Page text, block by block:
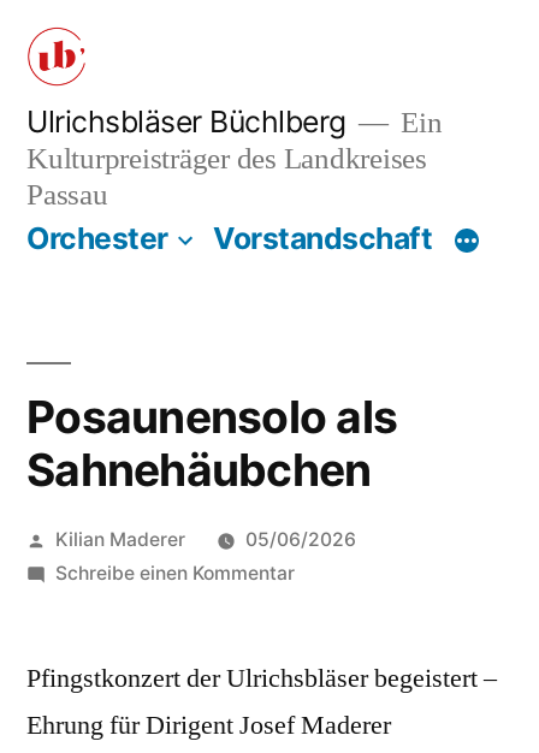
Zum
Inhalt
springen
Ulrichsbläser Büchlberg
Ein
Kulturpreisträger des Landkreises
Passau
Orchester Vorstandschaft
Posaunensolo als
Sahnehäubchen
Veröffentlicht
von
Kilian Maderer
05/06/2026
Schreibe einen Kommentarzu
Sahnehäubchen
Pfingstkonzert der Ulrichsbläser begeistert –
Ehrung für Dirigent Josef Maderer